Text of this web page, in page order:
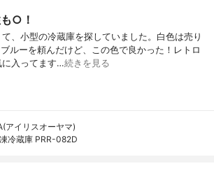
○！
、小型の冷蔵庫を探していました。白色は売り
ルーを頼んだけど、この色で良かった！レトロ
に入ってます…続きを見る
アイリスオーヤマ)
冷蔵庫 PRR-082D